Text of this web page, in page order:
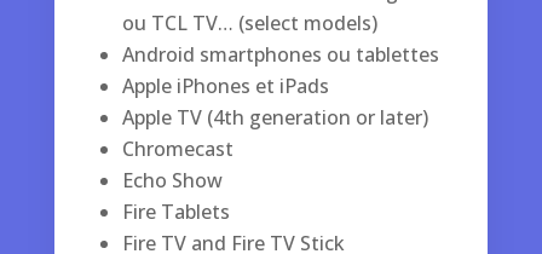
ou TCL TV… (select models)
Android smartphones ou tablettes
Apple iPhones et iPads
Apple TV (4th generation or later)
Chromecast
Echo Show
Fire Tablets
Fire TV and Fire TV Stick